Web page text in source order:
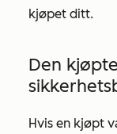
kjøpet ditt.
Den
Hvis en kjøpt